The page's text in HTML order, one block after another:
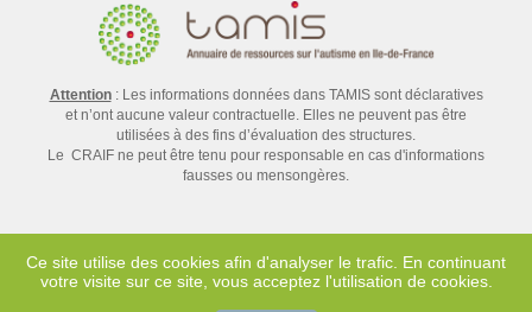
Attention: Les informations données dans TAMIS sont déclaratives
et n’ont aucune valeur contractuelle. Elles ne peuvent pas être
utilisées à des fins d’évaluation des structures.
Le CRAIF ne peut être tenu pour responsable en cas d'informations
fausses ou mensongères.
Contact
Ce site utilise des cookies afin d'analyser le trafic. En continuant
votre visite sur ce site, vous acceptez l'utilisation de cookies.